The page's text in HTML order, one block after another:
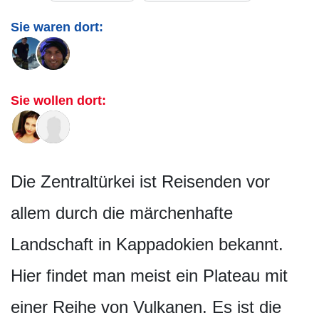
Sie waren dort:
Sie wollen dort:
Die Zentraltürkei ist Reisenden vor
allem durch die märchenhafte
Landschaft in Kappadokien bekannt.
Hier findet man meist ein Plateau mit
einer Reihe von Vulkanen. Es ist die